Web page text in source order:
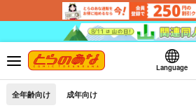
Language
全年齢向け 成年向け